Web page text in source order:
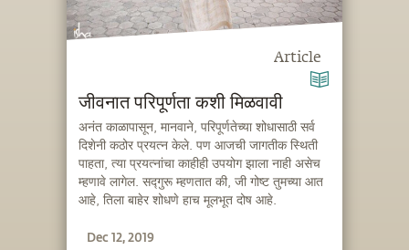
Article
जीवनात परिपूर्णता कशी मिळवावी
अनंत काळापासून, मानवाने, परिपूर्णतेच्या शोधासाठी सर्व
दिशेनी कठोर प्रयत्न केले. पण आजची जागतीक स्थिती
पाहता, त्या प्रयत्नांचा काहीही उपयोग झाला नाही असेच
म्हणावे लागेल. सद्गुरू म्हणतात की, जी गोष्ट तुमच्या आत
आहे, तिला बाहेर शोधणे हाच मूलभूत दोष आहे.
Dec 12, 2019